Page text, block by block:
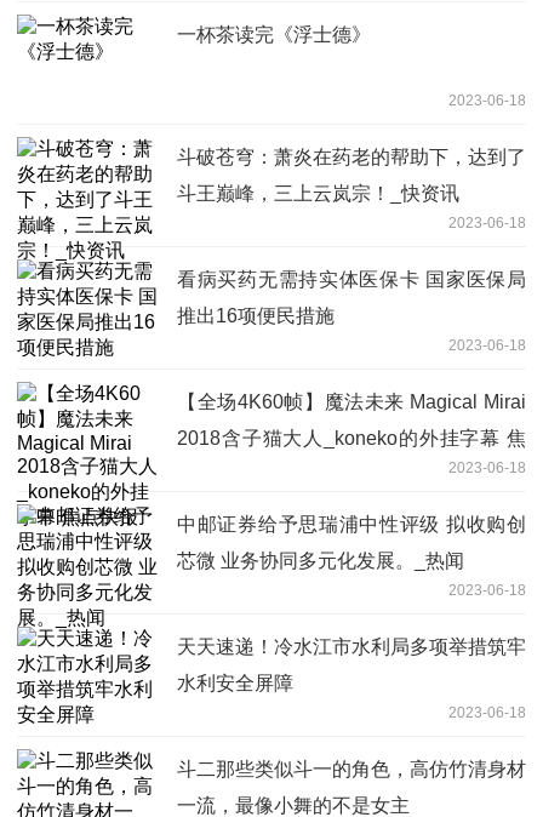
一杯茶读完《浮士德》
2023-06-18
斗破苍穹：萧炎在药老的帮助下，达到了
斗王巅峰，三上云岚宗！_快资讯
2023-06-18
看病买药无需持实体医保卡 国家医保局
推出16项便民措施
2023-06-18
【全场4K60帧】魔法未来 Magical Mirai
2018含子猫大人_koneko的外挂字幕 焦
2023-06-18
中邮证券给予思瑞浦中性评级 拟收购创
芯微 业务协同多元化发展。_热闻
2023-06-18
天天速递！冷水江市水利局多项举措筑牢
水利安全屏障
2023-06-18
斗二那些类似斗一的角色，高仿竹清身材
一流，最像小舞的不是女主